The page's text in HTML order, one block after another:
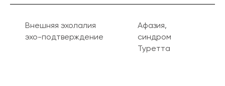
Внешняя эхолалия
эхо-подтверждение
Афазия,
синдром
Туретта